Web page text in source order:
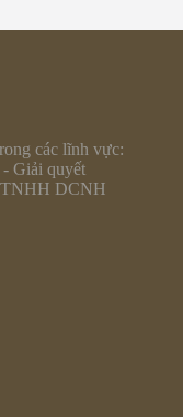
các lĩnh vực:
Giải quyết
TNHH DCNH